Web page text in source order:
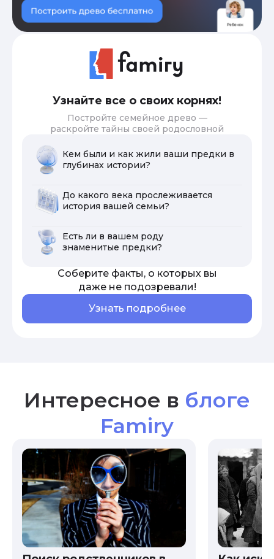
Узнайте все о своих корнях!
Постройте семейное древо —
раскройте тайны своей родословной
Кем были и как жили ваши предки в
глубинах истории?
До какого века прослеживается
история вашей семьи?
Есть ли в вашем роду
знаменитые предки?
Соберите факты, о которых вы
даже не подозревали!
Узнать подробнее
Интересное в блоге
Famiry